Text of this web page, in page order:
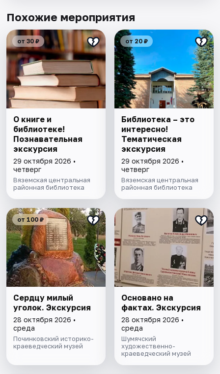
Похожие мероприятия
от 30 ₽
О книге и
библиотеке!
Познавательная
экскурсия
29 октября 2026 •
четверг
Вяземская центральная
районная библиотека
от 20 ₽
Библиотека – это
интересно!
Тематическая
экскурсия
29 октября 2026 •
четверг
Вяземская центральная
районная библиотека
от 100 ₽
Сердцу милый
уголок. Экскурсия
28 октября 2026 •
среда
Починковский историко-
краеведческий музей
Основано на
фактах. Экскурсия
28 октября 2026 •
среда
Шумячский
художественно-
краеведческий музей